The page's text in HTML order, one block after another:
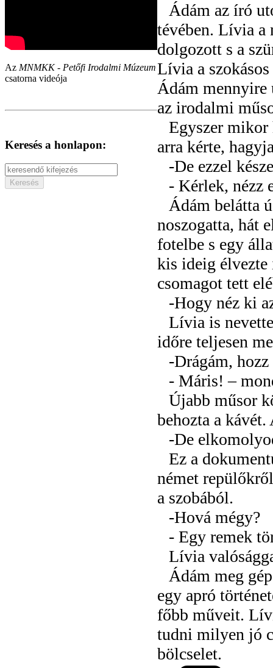
Az MNMKK - Petőfi Irodalmi Múzeum
csatorna videója
Keresés a honlapon:
Ádám az író
tévében. Lívia a
dolgozott s a
Lívia a
Ádám mennyire
az irodalmi
Egyszer mikor
arra kérte,
-De ezzel
- Kérlek, nézz
Ádám belátta
noszogatta, hát
fotelbe s egy
kis ideig élvezte
csomagot tett
-Hogy néz ki
Lívia is
időre teljesen
-Drágám,
- Máris! –
Újabb műsor
behozta a
-De
Ez a
német
a szobából.
-Hová mégy?
- Egy remek
Lívia
Ádám meg
egy apró
főbb műveit.
tudni milyen jó
bölcselet.